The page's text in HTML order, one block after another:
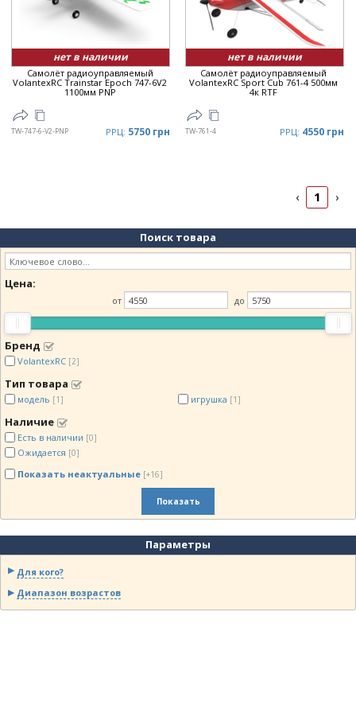
Цена ▼
нет в наличии
Самолёт радиоуправляемый
VolantexRC Trainstar Epoch 747-6V2
1100мм PNP
TW-747-6-V2-PNP РРЦ: 5750 грн
нет в наличии
Самолёт радиоуправляемый
VolantexRC Sport Cub 761-4 500мм
4к RTF
TW-761-4 РРЦ: 4550 грн
‹ 1 ›
Поиск товара
Цена:
от до
Бренд
VolantexRC [2]
Тип товара
модель [1] игрушка [1]
Наличие
Есть в наличии [0]
Ожидается [0]
Показать неактуальные [+16]
Показать
Параметры
Для кого?
Диапазон возрастов